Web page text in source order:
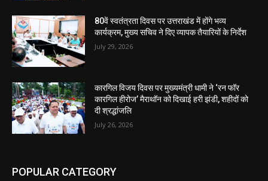
80वें स्वतंत्रता दिवस पर उत्तराखंड में होंगे भव्य
कार्यक्रम, मुख्य सचिव ने दिए व्यापक तैयारियों के निर्देश
July 29, 2026
कारगिल विजय दिवस पर मुख्यमंत्री धामी ने ‘रन फॉर
कारगिल हीरोज’ मैराथॉन को दिखाई हरी झंडी, शहीदों को
दी श्रद्धांजलि
July 26, 2026
POPULAR CATEGORY